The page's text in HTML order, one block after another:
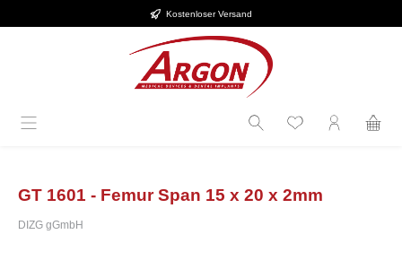
Kostenloser Versand
GT 1601 - Femur Span 15 x 20 x 2mm
DIZG gGmbH